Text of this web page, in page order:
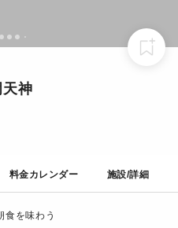
神
料金カレンダー 施設/詳細
食を味わう